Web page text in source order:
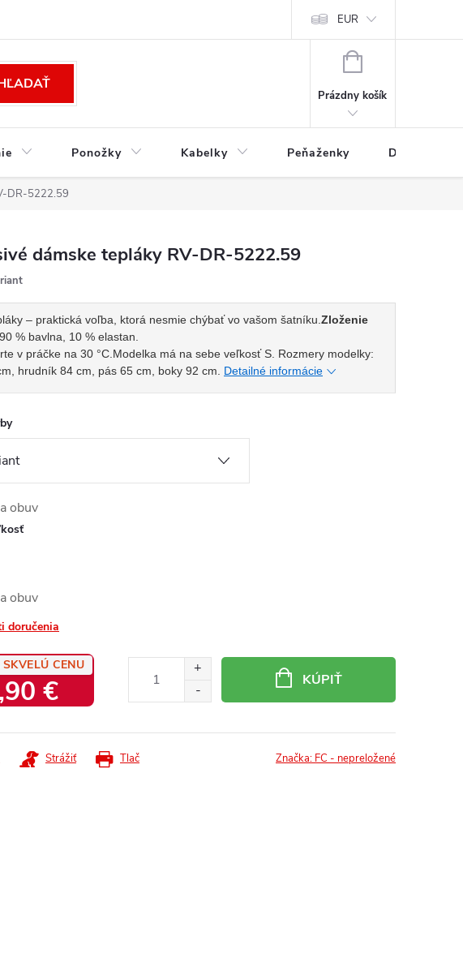
Podmienky ochrany osobných údajov
EUR
NÁKUPNÝ
Prázdny košík
Ponožky Kabelky Peňaženky Drogéria
DR-5222.59
dámske tepláky RV-DR-5222.59
– praktická voľba, ktorá nesmie chýbať vo vašom šatníku. Zloženie
90 % bavlna, 10 % elastan.
v práčke na 30 °C. Modelka má na sebe veľkosť S. Rozmery modelky:
hrudník 84 cm, pás 65 cm, boky 92 cm.
Detailné informácie
obuv
obuv
doručenia
CENU
€ KÚPIŤ
Tlač
Strážiť Značka: FC - nepreložené